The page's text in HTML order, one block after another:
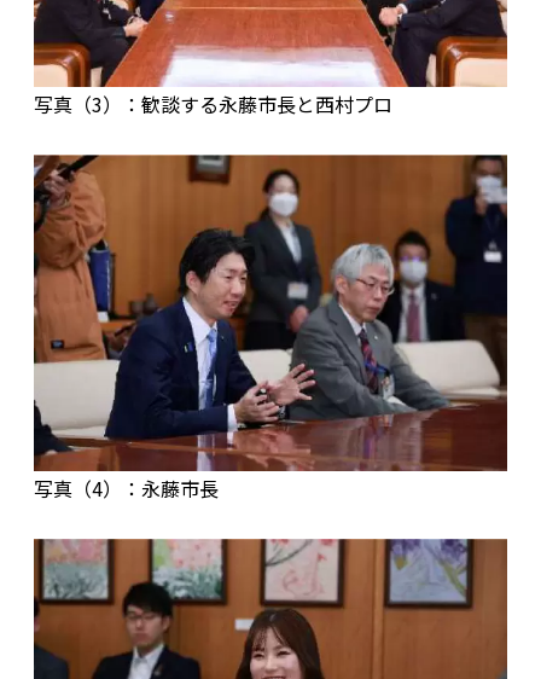
写真（3）：歓談する永藤市長と西村プロ
写真（4）：永藤市長